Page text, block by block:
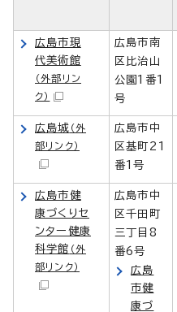
広島市現
代美術館
（外部リン
ク）
広島市南
区比治山
公園1番1
号
広島城 （外
部リンク）
広島市中
区基町21
番1号
広島市健
康づくりセ
ンター健康
科学館 （外
部リンク）
広島市中
区千田町
三丁目8
番6号
広島
市健
康づ